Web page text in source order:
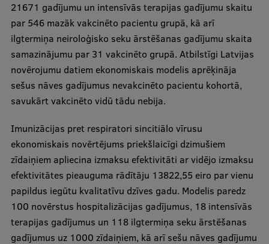
Completed projects
Vertically Integrated Projects
Scientific Conferences
Innovation Centre
International Cooperation
Mobility programmes
International projects
International partners
21671 gadījumu un intensīvās terapijas gadījumu skaitu
par 546 mazāk vakcinēto pacientu grupā, kā arī
ilgtermiņa neiroloģisko seku ārstēšanas gadījumu skaita
samazinājumu par 31 vakcinēto grupā. Atbilstīgi Latvijas
novērojumu datiem ekonomiskais modelis aprēķināja
sešus nāves gadījumus nevakcinēto pacientu kohortā,
savukārt vakcinēto vidū tādu nebija.
Imunizācijas pret respiratori sincitiālo vīrusu
ekonomiskais novērtējums priekšlaicīgi dzimušiem
zīdaiņiem apliecina izmaksu efektivitāti ar vidējo izmaksu
efektivitātes pieauguma rādītāju 13822,55 eiro par vienu
papildus iegūtu kvalitatīvu dzīves gadu. Modelis paredz
100 novērstus hospitalizācijas gadījumus, 18 intensīvās
terapijas gadījumus un 118 ilgtermiņa seku ārstēšanas
gadījumus uz 1000 zīdaiņiem, kā arī sešu nāves gadījumu